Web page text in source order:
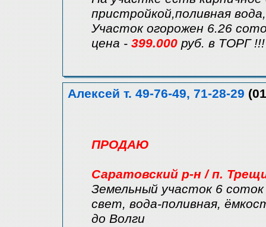
пристройкой,поливная
Участок огорожен 6.26
цена - 399.000 руб. в ТОРГ !!!
Алексей т. 49-76-49, 71-28-29
ПРОДАЮ
Саратовский р-н / п.
Земельный участок 6
свет, вода-поливная,
до Волги